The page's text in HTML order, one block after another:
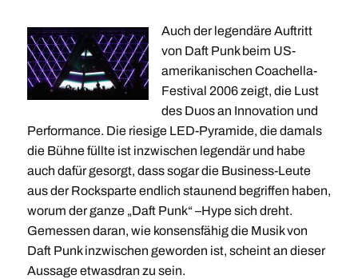
Auch der legendäre Auftritt
von Daft Punk beim US-
amerikanischen Coachella-
Festival 2006 zeigt, die Lust
des Duos an Innovation und
Performance. Die riesige LED-Pyramide, die damals
die Bühne füllte ist inzwischen legendär und habe
auch dafür gesorgt, dass sogar die Business-Leute
aus der Rocksparte endlich staunend begriffen haben,
worum der ganze „Daft Punk“ –Hype sich dreht.
Gemessen daran, wie konsensfähig die Musik von
Daft Punk inzwischen geworden ist, scheint an dieser
Aussage etwasdran zu sein.